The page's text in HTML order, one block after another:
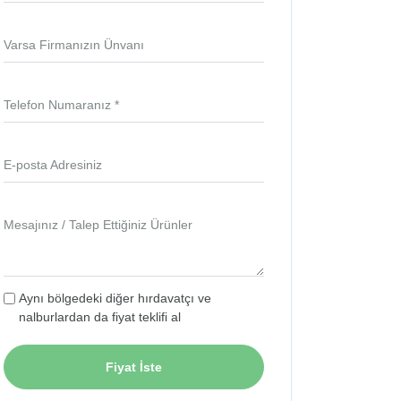
Varsa Firmanızın Ünvanı
Telefon Numaranız *
E-posta Adresiniz
Mesajınız / Talep Ettiğiniz Ürünler
Aynı bölgedeki diğer hırdavatçı ve
nalburlardan da fiyat teklifi al
Fiyat İste